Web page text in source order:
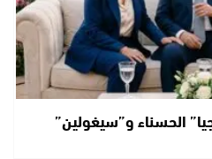
الحسناء و”سيغولين”